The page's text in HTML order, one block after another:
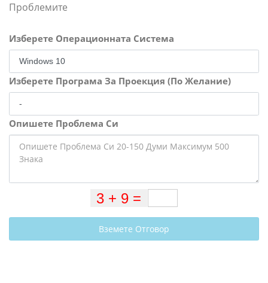
Проблемите
Изберете Операционната Система
Изберете Програма За Проекция (По Желание)
Опишете Проблема Си
Вземете Отговор